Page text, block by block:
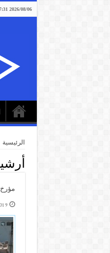
2026/08/06 6:37:31 مساءً
الرئيسية